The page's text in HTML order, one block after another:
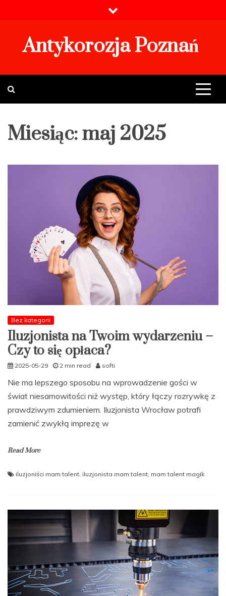
Antykorozja Poznań
Miesiąc:maj 2025
Bez kategorii
Iluzjonista na Twoim wydarzeniu –
Czy to się opłaca?
2025-05-29 2 min read softi
Nie ma lepszego sposobu na wprowadzenie gości w
świat niesamowitości niż występ, który łączy rozrywkę z
prawdziwym zdumieniem. Iluzjonista Wrocław potrafi
zamienić zwykłą imprezę w
Read More
iluzjoniści mam talent, iluzjonista mam talent, mam talent magik